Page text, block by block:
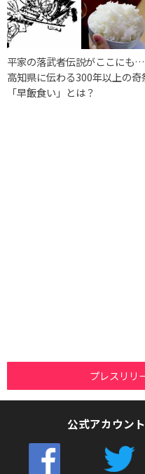
平家の落武者伝説がここにも…
高知県に伝わる300年以上の奇
「早飯食い」とは？
プレスリリ
公式アカウン